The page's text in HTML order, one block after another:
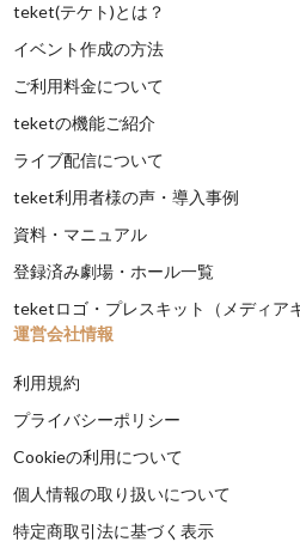
teket(テケト)とは？
イベント作成の方法
ご利用料金について
teketの機能ご紹介
ライブ配信について
teket利用者様の声・導入事例
資料・マニュアル
登録済み劇場・ホール一覧
teketロゴ・プレスキット（メディア
運営会社情報
利用規約
プライバシーポリシー
Cookieの利用について
個人情報の取り扱いについて
特定商取引法に基づく表示